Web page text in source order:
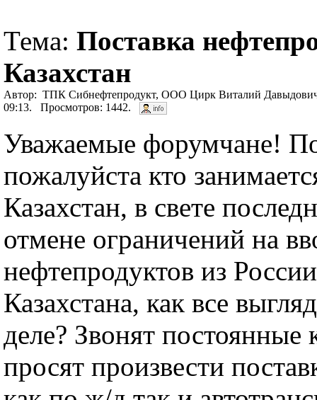
Тема: Поставка
Казахстан
Автор: ТПК Сибнефтепродукт, ООО Цирк Виталий
09:13. Просмотров: 1442.
Уважаемые форумчане!
пожалуйста кто
Казахстан, в свете
отмене ограничений на
нефтепродуктов из
Казахстана, как все
деле? Звонят постоянные
просят произвести